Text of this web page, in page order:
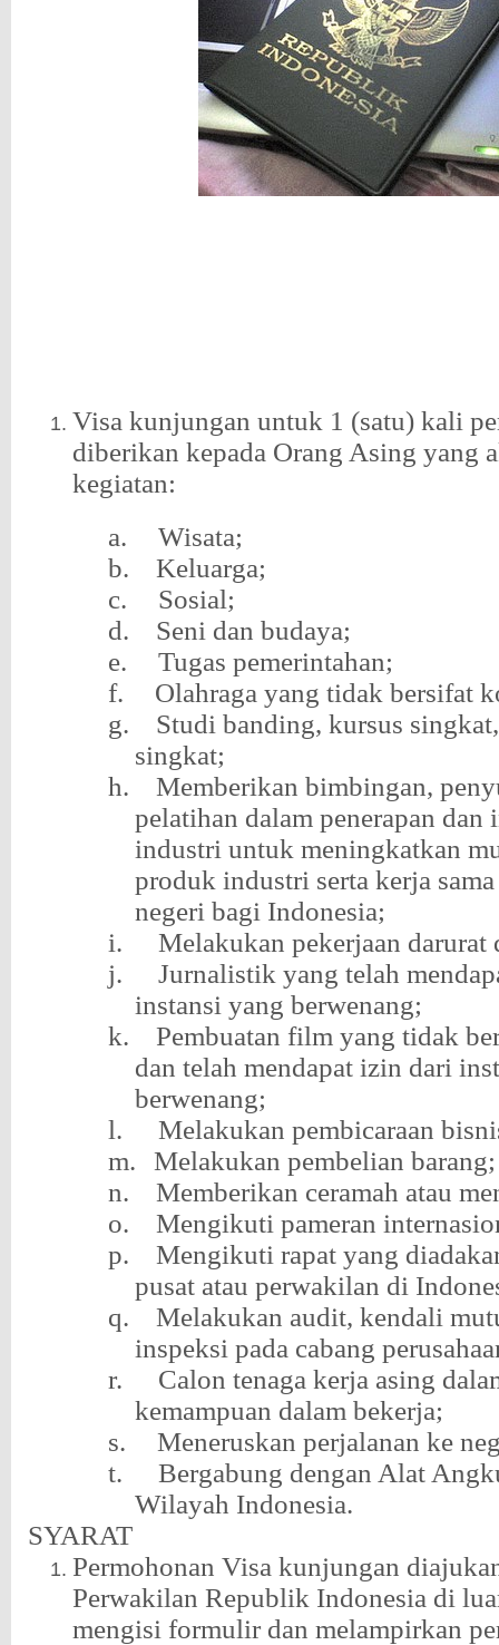
Visa kunjungan untuk 1 (satu) kali
diberikan kepada Orang Asing yang
kegiatan:
a.
Wisata;
b.
Keluarga;
c.
Sosial;
d.
Seni dan budaya;
e.
Tugas pemerintahan;
f.
Olahraga yang tidak bersifat
g.
Studi banding, kursus
singkat;
h.
Memberikan bimbingan,
pelatihan dalam penerapan
industri untuk meningkatkan
produk industri serta kerja
negeri bagi Indonesia;
i.
Melakukan pekerjaan darurat
j.
Jurnalistik yang telah
instansi yang berwenang;
k.
Pembuatan film yang tidak
dan telah mendapat izin dari
berwenang;
l.
Melakukan pembicaraan
m.
Melakukan pembelian barang;
n.
Memberikan ceramah atau
o.
Mengikuti pameran
p.
Mengikuti rapat yang
pusat atau perwakilan di
q.
Melakukan audit, kendali
inspeksi pada cabang
r.
Calon tenaga kerja asing
kemampuan dalam bekerja;
s.
Meneruskan perjalanan ke
t.
Bergabung dengan Alat
Wilayah Indonesia.
SYARAT
Permohonan Visa kunjungan
Perwakilan Republik Indonesia di
mengisi formulir dan melampirkan